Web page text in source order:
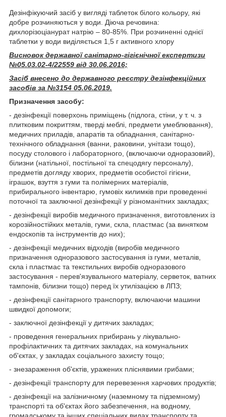
Дезінфікуючий засіб у вигляді таблеток білого кольору, які
добре розчиняються у води. Діюча речовина:
дихлорізоціанурат натрію – 80-85%. При розчиненні однієї
таблетки у води виділяється 1,5 г активного хлору
Висновок державної санітарно-гігієнічної експертизи
№05.03.02-4/22559 від 30.06.2016;
Засіб внесено до державного реєстру дезінфекційних
засобів за №3154 05.06.2019.
Призначення засобу:
- дезінфекції поверхонь приміщень (підлога, стіни, у т. ч. з
плитковим покриттям, тверді меблі, предмети умеблювання),
медичних приладів, апаратів та обладнання, санітарно-
технічного обладнання (ванни, раковини, унітази тощо),
посуду столового і лабораторного, (включаючи одноразовий),
білизни (натільної, постільної та спецодягу персоналу),
предметів догляду хворих, предметів особистої гігієни,
іграшок, взуття з гуми та полімерних матеріалів,
прибирального інвентарю, гумовіх килимків при проведенні
поточної та заключної дезінфекції у різноманітних закладах;
- дезінфекції виробів медичного призначення, виготовлених із
корозійностійких металів, гуми, скла, пластмас (за винятком
ендоскопів та інструментів до них);
- дезінфекції медичних відходів (виробів медичного
призначення одноразового застосування із гуми, металів,
скла і пластмас та текстильних виробів одноразового
застосування - перев'язувального матеріалу, серветок, ватних
тампонів, білизни тощо) перед їх утилізацією в ЛПЗ;
- дезінфекції санітарного транспорту, включаючи машини
швидкої допомоги;
- заключної дезінфекції у дитячих закладах;
- проведення генеральних прибирань у лікувально-
профілактичних та дитячих закладах, на комунальних
об'єктах, у закладах соціального захисту тощо;
- знезараження об'єктів, уражених пліснявими грибами;
- дезінфекції транспорту для перевезення харчових продуктів;
- дезінфекції на залізничному (наземному та підземному)
транспорті та об'єктах його забезпечення, на водному,
громадському та інших спеціальних видах транспорту та